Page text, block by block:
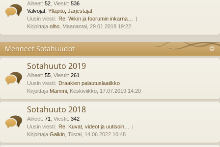
Aiheet: 52 Viestit: 536
Valvojat: Ylläpito Järjestäjät
Uusin viesti: Re: Wikin ja foorumin inkarna…
Kirjoittaja olho , Maanantai, 29.01.2018 19:22
Menneet Sotahuudot
Sotahuuto 2019
Aiheet: 55 Viestit: 261
Uusin viesti: Draakien palautuslaatikko
Kirjoittaja Mämmi , Keskiviikko, 17.07.2019 14:20
Sotahuuto 2018
Aiheet: 71 Viestit: 342
Uusin viesti: Re: Kuvat, videot ja uutisoin…
Kirjoittaja Galkin , Tiistai, 14.06.2022 10:48